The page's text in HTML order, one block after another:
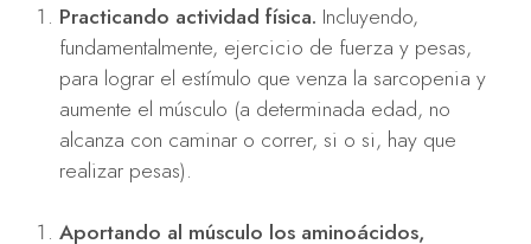
Practicando actividad física. Incluyendo,
fundamentalmente, ejercicio de fuerza y pesas,
para lograr el estímulo que venza la sarcopenia y
aumente el músculo (a determinada edad, no
alcanza con caminar o correr, si o si, hay que
realizar pesas).
Aportando al músculo los aminoácidos,